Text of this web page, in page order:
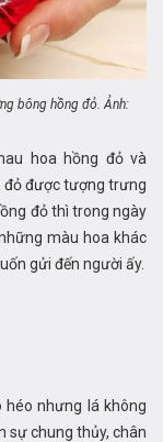
bông hồng đỏ. Ảnh:
hoa hồng đỏ và
đỏ được tượng trưng
đỏ thì trong ngày
màu hoa khác
gửi đến người ấy.
héo nhưng lá không
sự chung thủy, chân